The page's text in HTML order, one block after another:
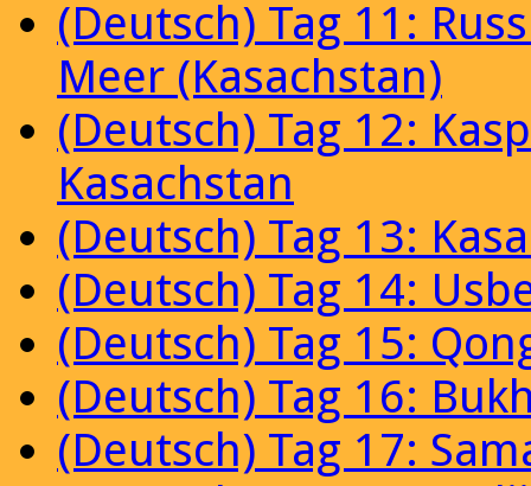
(Deutsch) Tag 11:
Meer (Kasachstan)
(Deutsch) Tag 12:
Kasachstan
(Deutsch) Tag 13:
(Deutsch) Tag 14:
(Deutsch) Tag 15:
(Deutsch) Tag 16:
(Deutsch) Tag 17: